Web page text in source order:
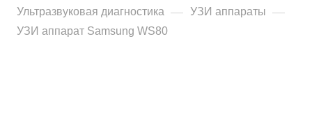
Ультразвуковая диагностика — УЗИ аппараты —
УЗИ аппарат Samsung WS80